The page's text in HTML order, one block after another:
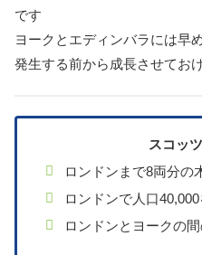
です
ヨークとエディンバラには早
発生する前から成長させてお
スコッ
ロンドンまで8両分の
ロンドンで人口
ロンドンとヨークの